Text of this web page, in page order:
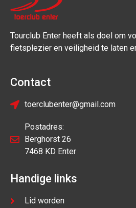
Tourclub Enter heeft als doel om
fietsplezier en veiligheid te laten
Contact
toerclubenter@gmail.com
Postadres:
Berghorst 26
7468 KD Enter
Handige links
Lid worden